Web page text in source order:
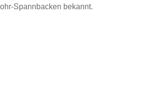
Spannbacken bekannt.